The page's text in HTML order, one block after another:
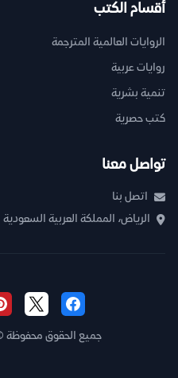
أقسام الكتب
الروايات العالمية المترجمة
روايات عربية
تنمية بشرية
كتب حصرية
تواصل معنا
اتصل بنا
الرياض، المملكة العربية السعودية
جميع الحقوق محفوظة © 2026 مكتبة